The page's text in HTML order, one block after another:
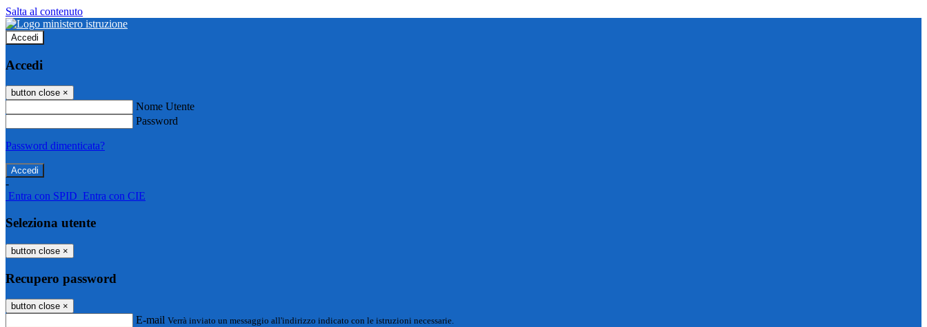
Salta al contenuto
Accedi
Accedi
button close ×
Nome Utente
Password
Password dimenticata?
-
Entra con SPID Entra con CIE
Seleziona utente
button close ×
Recupero password
button close ×
E-mail Verrà inviato un messaggio all'indirizzo indicato con le istruzioni necessarie.